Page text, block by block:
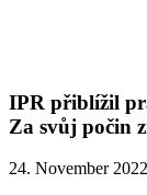
IPR přiblížil
Za svůj počin
24. November 2022